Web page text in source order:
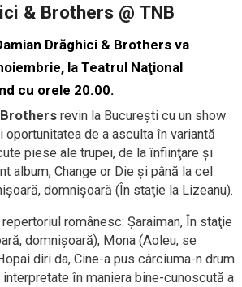
& Brothers @ TNB
Drăghici & Brothers va
la Teatrul Naţional
cu orele 20.00.
Brothers revin la Bucureşti cu un show
de a asculta în variantă
piese ale trupei, de la înfiinţare şi
album, Change or Die şi până la cel
domnişoară (În staţie la Lizeanu).
românesc: Şaraiman, În staţie
domnişoară), Mona (Aoleu, se
diri da, Cine-a pus cârciuma-n drum
în maniera bine-cunoscută a